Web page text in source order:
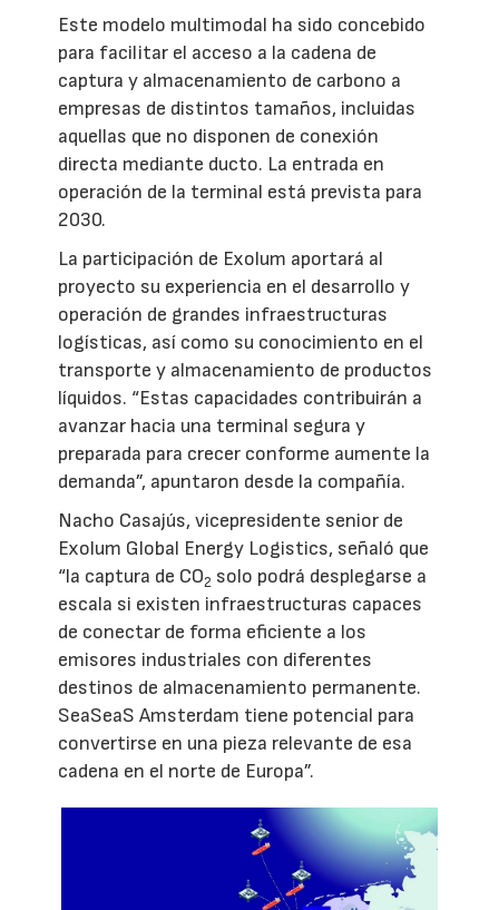
Este modelo multimodal ha sido concebido
para facilitar el acceso a la cadena de
captura y almacenamiento de carbono a
empresas de distintos tamaños, incluidas
aquellas que no disponen de conexión
directa mediante ducto. La entrada en
operación de la terminal está prevista para
2030.
La participación de Exolum aportará al
proyecto su experiencia en el desarrollo y
operación de grandes infraestructuras
logísticas, así como su conocimiento en el
transporte y almacenamiento de productos
líquidos. “Estas capacidades contribuirán a
avanzar hacia una terminal segura y
preparada para crecer conforme aumente la
demanda”, apuntaron desde la compañía.
Nacho Casajús, vicepresidente senior de
Exolum Global Energy Logistics, señaló que
“la captura de CO2 solo podrá desplegarse a
escala si existen infraestructuras capaces
de conectar de forma eficiente a los
emisores industriales con diferentes
destinos de almacenamiento permanente.
SeaSeaS Amsterdam tiene potencial para
convertirse en una pieza relevante de esa
cadena en el norte de Europa”.